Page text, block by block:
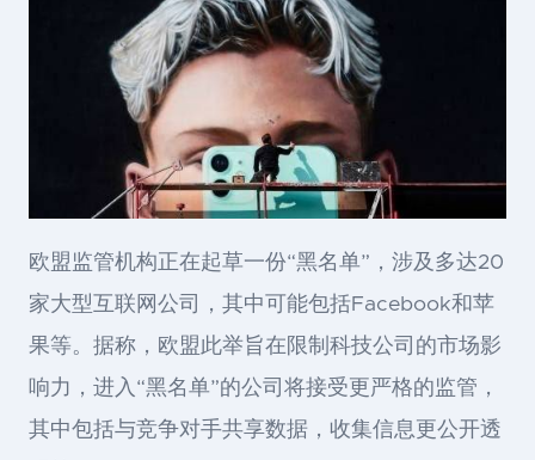
欧盟监管机构正在起草一份“黑名单”，涉及多达20
家大型互联网公司，其中可能包括Facebook和苹
果等。据称，欧盟此举旨在限制科技公司的市场影
响力，进入“黑名单”的公司将接受更严格的监管，
其中包括与竞争对手共享数据，收集信息更公开透